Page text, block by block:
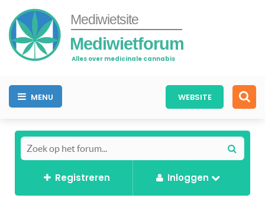
Mediwietsite
Mediwietforum
Alles over medicinale cannabis
MENU WEBSITE
Registreren Inloggen